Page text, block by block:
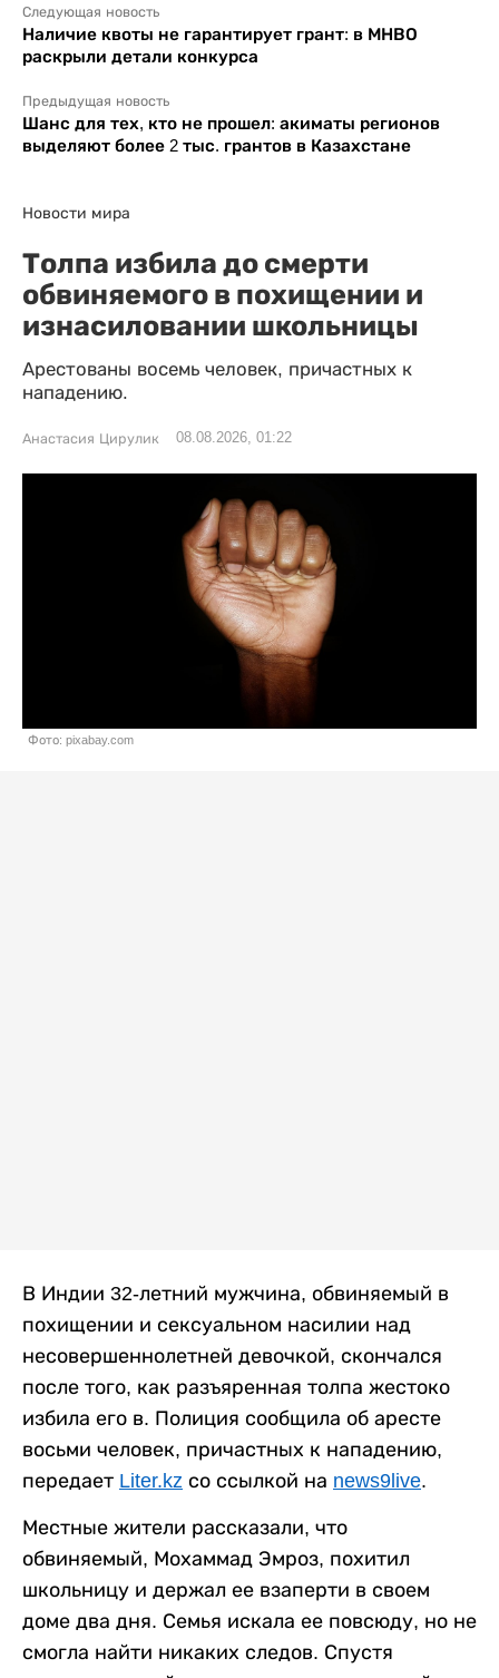
Следующая новость
Наличие квоты не гарантирует грант: в МНВО
раскрыли детали конкурса
Предыдущая новость
Шанс для тех, кто не прошел: акиматы регионов
выделяют более 2 тыс. грантов в Казахстане
Новости мира
Толпа избила до смерти
обвиняемого в похищении и
изнасиловании школьницы
Арестованы восемь человек, причастных к
нападению.
Анастасия Цирулик 08.08.2026, 01:22
Фото: pixabay.com
В Индии 32-летний мужчина, обвиняемый в
похищении и сексуальном насилии над
несовершеннолетней девочкой, скончался
после того, как разъяренная толпа жестоко
избила его в. Полиция сообщила об аресте
восьми человек, причастных к нападению,
передает Liter.kz со ссылкой на news9live.
Местные жители рассказали, что
обвиняемый, Мохаммад Эмроз, похитил
школьницу и держал ее взаперти в своем
доме два дня. Семья искала ее повсюду, но не
смогла найти никаких следов. Спустя